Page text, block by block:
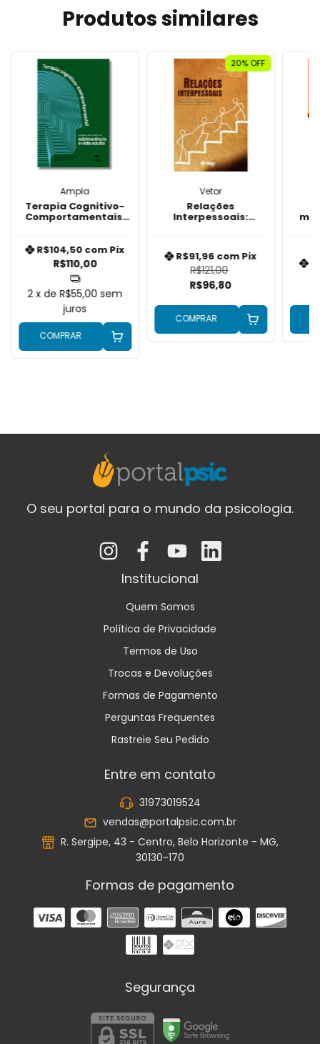
Produtos similares
Ampla
Terapia Cognitivo-
Comportamentais:
adulta
R$110,00
R$104,50 comPix
2 x deR$55,00 sem
juros
COMPRAR
20% OFF
Vetor
Relações
Interpessoais:
avaliação
R$121,00
R$96,80
R$91,96 comPix
COMPRAR
O seu portal para o mundo da psicologia.
Institucional
Quem Somos
Política de Privacidade
Termos de Uso
Trocas e Devoluções
Formas de Pagamento
Perguntas Frequentes
Rastreie Seu Pedido
Entre em contato
31973019524
vendas@portalpsic.com.br
R. Sergipe, 43 - Centro, Belo Horizonte - MG,
30130-170
Formas de pagamento
Segurança